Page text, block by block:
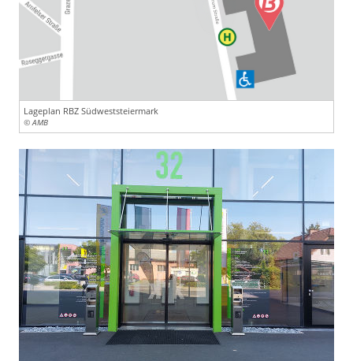
Lageplan RBZ Südweststeiermark
© AMB